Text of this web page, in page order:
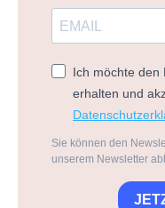
Ich möchte den
erhalten und
Sie können den
unserem Newsletter